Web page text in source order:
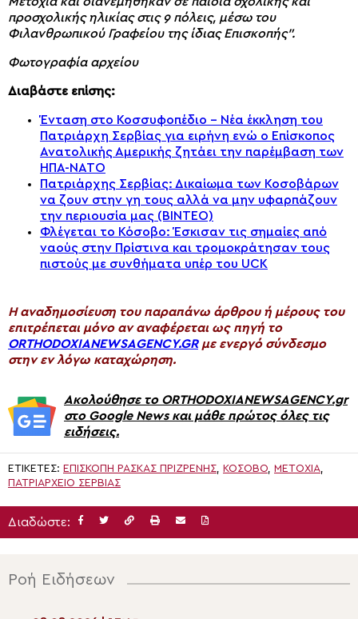
προσχολικής ηλικίας στις 9 πόλεις, μέσω του
Φιλανθρωπικού Γραφείου της ίδιας Επισκοπής”.
Φωτογραφία αρχείου
Διαβάστε επίσης:
Ένταση στο Κοσσυφοπέδιο – Νέα έκκληση του
Πατριάρχη Σερβίας για ειρήνη ενώ ο Επίσκοπος
Ανατολικής Αμερικής ζητάει την παρέμβαση των
ΗΠΑ-ΝΑΤΟ
Πατριάρχης Σερβίας: Δικαίωμα των Κοσοβάρων
να ζουν στην γη τους αλλά να μην υφαρπάζουν
την περιουσία μας (ΒΙΝΤΕΟ)
Φλέγεται το Κόσοβο: Έσκισαν τις σημαίες από
ναούς στην Πρίστινα και τρομοκράτησαν τους
πιστούς με συνθήματα υπέρ του UCK
H αναδημοσίευση του παραπάνω άρθρου ή μέρους του
επιτρέπεται μόνο αν αναφέρεται ως πηγή το
ORTHODOXIANEWSAGENCY.GRμε ενεργό σύνδεσμο
στην εν λόγω καταχώρηση.
Ακολούθησε το ORTHODOXIANEWSAGENCY.gr
στο Google News και μάθε πρώτος όλες τις
ειδήσεις.
ΕΤΙΚΈΤΕΣ: ΕΠΙΣΚΟΠΗ ΡΑΣΚΑΣ ΠΡΙΖΡΕΝΗΣ, ΚΌΣΟΒΟ, ΜΕΤΌΧΙΑ,
ΠΑΤΡΙΑΡΧΕΊΟ ΣΕΡΒΊΑΣ
Διαδώστε:
Ροή Ειδήσεων